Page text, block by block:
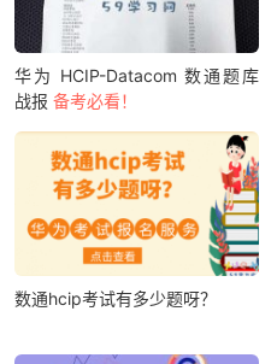
华为 HCIP-Datacom 数通题库
战报备考必看！
数通hcip考试有多少题呀？